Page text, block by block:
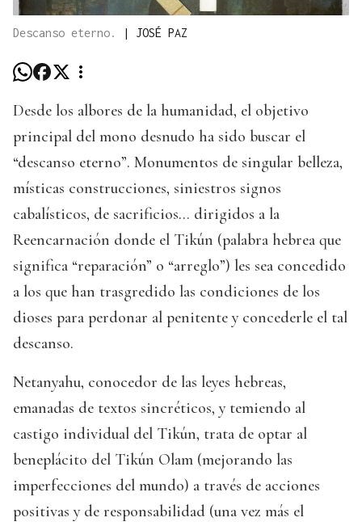
Descanso eterno. | JOSÉ PAZ
Desde los albores de la humanidad, el objetivo
principal del mono desnudo ha sido buscar el
“descanso eterno”. Monumentos de singular belleza,
místicas construcciones, siniestros signos
cabalísticos, de sacrificios… dirigidos a la
Reencarnación donde el Tikún (palabra hebrea que
significa “reparación” o “arreglo”) les sea concedido
a los que han trasgredido las condiciones de los
dioses para perdonar al penitente y concederle el tal
descanso.
Netanyahu, conocedor de las leyes hebreas,
emanadas de textos sincréticos, y temiendo al
castigo individual del Tikún, trata de optar al
beneplácito del Tikún Olam (mejorando las
imperfecciones del mundo) a través de acciones
positivas y de responsabilidad (una vez más el